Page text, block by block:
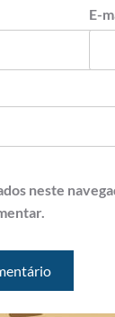
E-
neste